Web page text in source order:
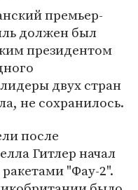
премьер-
должен был
президентом
двух стран
не сохранилось.
после
Гитлер начал
"Фау-2".